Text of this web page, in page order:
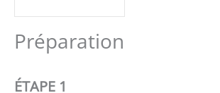
Préparation
ÉTAPE 1